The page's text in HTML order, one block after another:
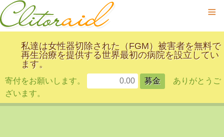
≡
私達は女性器切除された（FGM）被害者を無料で
再生治療を提供する世界最初の病院を設立してい
ます。
寄付をお願いします。
ありがとうご
ざいます。